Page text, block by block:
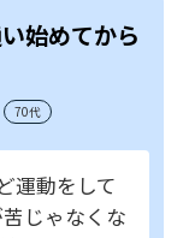
始めてから
70代
運動をして
じゃなくな